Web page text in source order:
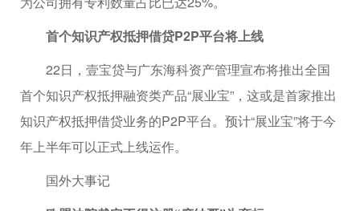
首个知识产权抵押借贷P2P平台将上线
22日，壹宝贷与广东海科资产管理宣布将推出全国
首个知识产权抵押融资类产品“展业宝”，这或是首家推出
知识产权抵押借贷业务的P2P平台。预计“展业宝”将于今
年上半年可以正式上线运作。
国外大事记